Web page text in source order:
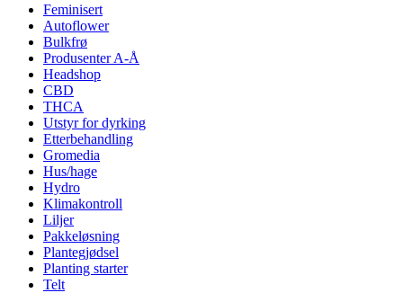
Feminisert
Autoflower
Bulkfrø
Produsenter A-Å
Headshop
CBD
THCA
Utstyr for dyrking
Etterbehandling
Gromedia
Hus/hage
Hydro
Klimakontroll
Liljer
Pakkeløsning
Plantegjødsel
Planting starter
Telt